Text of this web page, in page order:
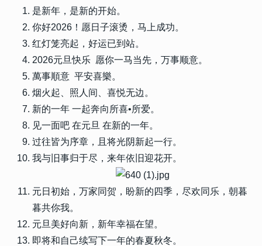
是新年，是新的开始。
你好2026！愿日子滚烫，马上成功。
红灯笼亮起，好运已到站。
2026元旦快乐 愿你一马当先，万事顺意。
萬事順意 平安喜樂。
烟火起、照人间、喜悦无边。
新的一年 一起奔向所喜•所爱。
见一面吧 在元旦 在新的一年。
过往皆为序章，且将光阴新起一行。
我与旧事归于尽，来年依旧迎花开。
元日初始，万家同贺，盼新的四季，尽欢同乐，朝暮
暮共你我。
元旦美好向新，新年幸福在望。
即将和自己续写下一年的春夏秋冬。